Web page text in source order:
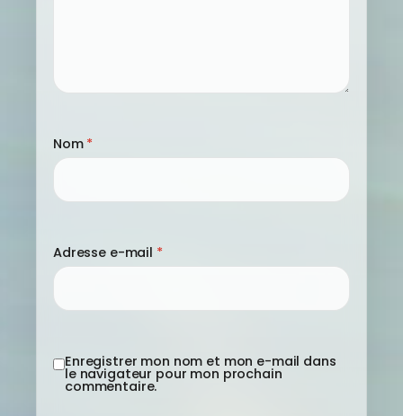
Nom *
Adresse e-mail *
Enregistrer mon nom et mon e-mail dans
le navigateur pour mon prochain
commentaire.